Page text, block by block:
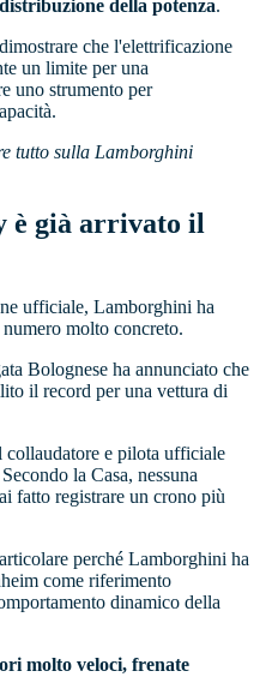
della potenza.
che l'elettrificazione
un limite per una
uno strumento per
tutto sulla Lamborghini
è già arrivato il
ufficiale, Lamborghini ha
molto concreto.
Bolognese ha annunciato che
il record per una vettura di
collaudatore e pilota ufficiale
la Casa, nessuna
fatto registrare un crono più
perché Lamborghini ha
come riferimento
dinamico della
molto veloci, frenate